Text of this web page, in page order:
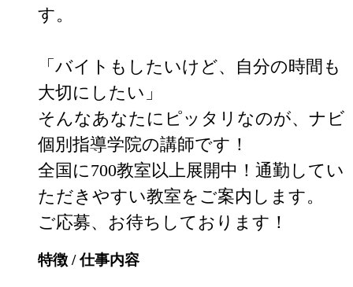
す。
「バイトもしたいけど、自分の時間も
大切にしたい」
そんなあなたにピッタリなのが、ナビ
個別指導学院の講師です！
全国に700教室以上展開中！通勤してい
ただきやすい教室をご案内します。
ご応募、お待ちしております！
特徴 / 仕事内容